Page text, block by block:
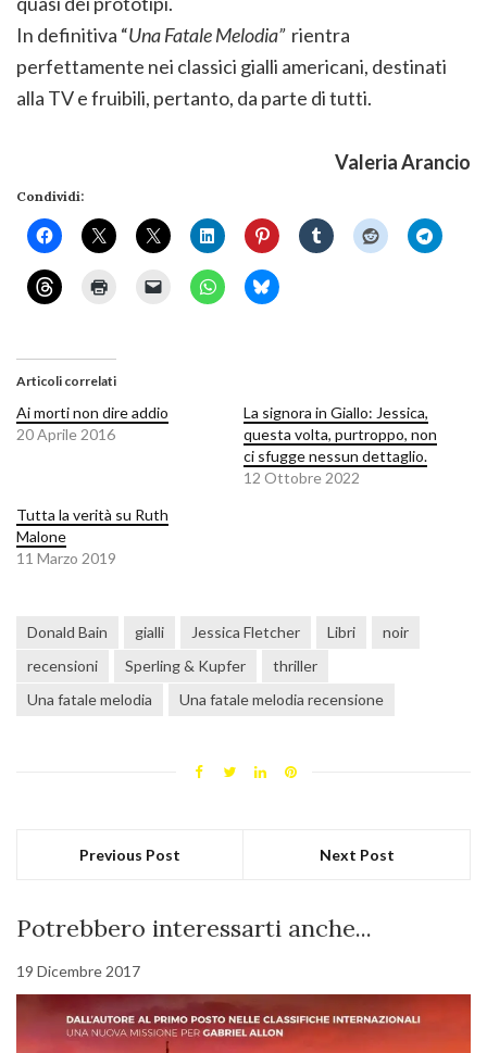
In definitiva “Una Fatale Melodia”rientra
perfettamente nei classici gialli americani, destinati
alla TV e fruibili, pertanto, da parte di tutti.
Valeria Arancio
Condividi:
Articoli correlati
Ai morti non dire addio
20 Aprile 2016
La signora in Giallo: Jessica,
questa volta, purtroppo, non
ci sfugge nessun dettaglio.
12 Ottobre 2022
Tutta la verità su Ruth
Malone
11 Marzo 2019
Donald Bain gialli Jessica Fletcher Libri
noir
recensioni
Sperling & Kupfer
thriller
Una fatale melodia
Una fatale melodia recensione
Previous Post Next Post
Potrebbero interessarti anche...
19 Dicembre 2017